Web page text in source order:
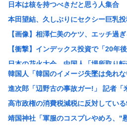
日本は核を持つべきだと思う人集合
本田望結、久しぶりにセクシー巨乳
【画像】相澤仁美のケツ、エッチ過
【衝撃】インデックス投資で「20年
日本の花火大会 中国人「場所取り転
【画像】女さん「貧乳だから男水着
【悲報】中国製ルーター、またまた
【産経新聞主張】 佐渡金山 韓国は
元ジャンポケ斉藤慎二被告のTikTok
韓国人「韓国のイメージ失墜は免れ
進次郎「辺野古の事故ガー!」 記者「
高市政権の消費税減税に反対してい
靖国神社「軍服のコスプレやめろ、"